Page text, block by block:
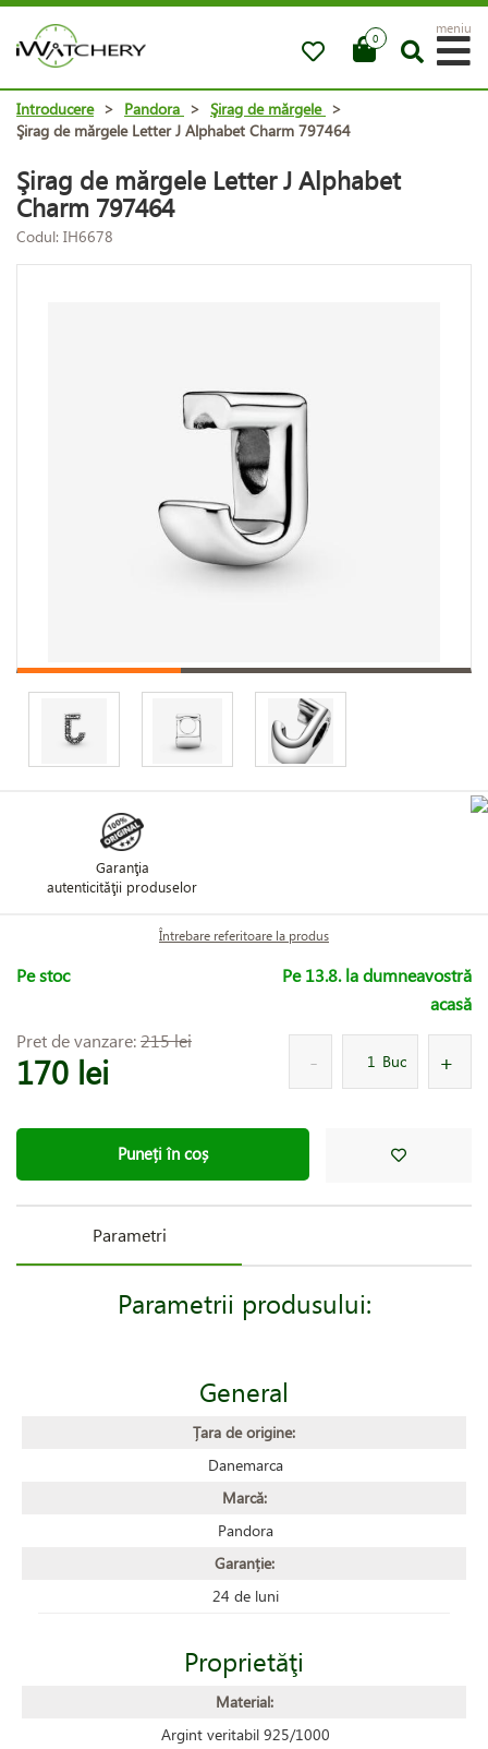
0
meniu
Introducere > Pandora > Şirag de mărgele >
Şirag de mărgele Letter J Alphabet Charm 797464
Şirag de mărgele Letter J Alphabet
Charm 797464
Codul: IH6678
Garanţia
autenticităţii produselor
Întrebare referitoare la produs
Pe stoc
Pe 13.8. la dumneavostră
acasă
Pret de vanzare:215 lei
170 lei Buc
Puneți în coș
Parametri
Parametrii produsului:
General
Țara de origine:
Danemarca
Marcă:
Pandora
Garanție:
24 de luni
Proprietăţi
Material:
Argint veritabil 925/1000